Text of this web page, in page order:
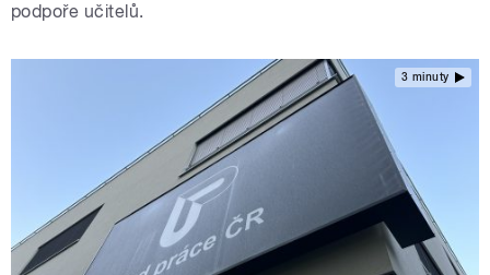
podpoře učitelů.
3 minuty